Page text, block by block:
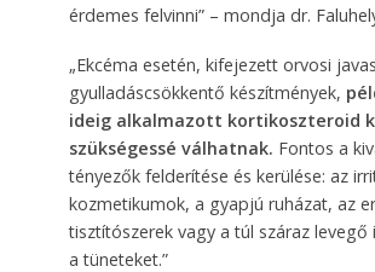
érdemes felvinni” – mondja dr.
„Ekcéma esetén, kifejezett orvosi
gyulladáscsökkentő készítmények,
ideig alkalmazott kortikoszteroid
szükségessé válhatnak. Fontos a
tényezők felderítése és kerülése: az
kozmetikumok, a gyapjú ruházat, az
tisztítószerek vagy a túl száraz levegő
a tüneteket.”